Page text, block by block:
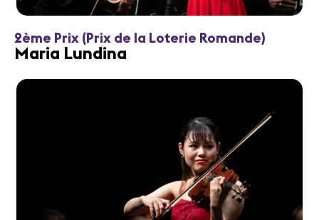
2ème Prix (Prix de la Loterie Romande)
Maria Lundina